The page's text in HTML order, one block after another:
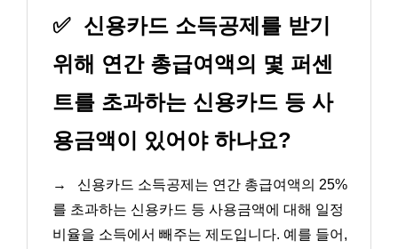
✅ 신용카드 소득공제를 받기
위해 연간 총급여액의 몇 퍼센
트를 초과하는 신용카드 등 사
용금액이 있어야 하나요?
→
신용카드 소득공제는 연간 총급여액의 25%
를 초과하는 신용카드 등 사용금액에 대해 일정
비율을 소득에서 빼주는 제도입니다. 예를 들어,